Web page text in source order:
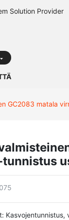
GC2083 matala